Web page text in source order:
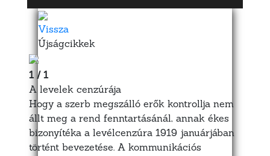
Vissza
Újságcikkek
1 / 1
A levelek cenzúrája
Hogy a szerb megszálló erők kontrollja nem
állt meg a rend fenntartásánál, annak ékes
bizonyítéka a levélcenzúra 1919 januárjában
történt bevezetése. A kommunikációs